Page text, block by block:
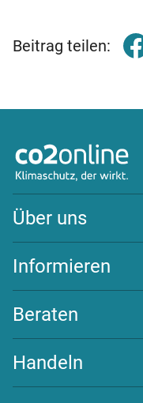
Beitrag teilen:
Über uns
Team
Transparenz
Wirksamkeit
Informieren
Energiewende
Newsletter
Beraten
Challenges
FAQ
Handeln